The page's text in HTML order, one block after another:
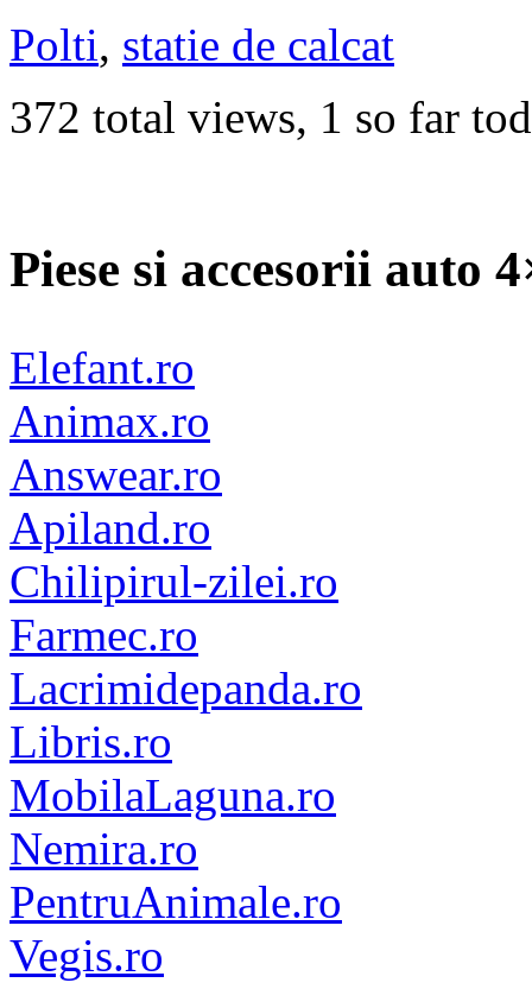
Polti, statie de calcat
372 total views, 1 so far
Piese si accesorii auto
Elefant.ro
Animax.ro
Answear.ro
Apiland.ro
Chilipirul-zilei.ro
Farmec.ro
Lacrimidepanda.ro
Libris.ro
MobilaLaguna.ro
Nemira.ro
PentruAnimale.ro
Vegis.ro